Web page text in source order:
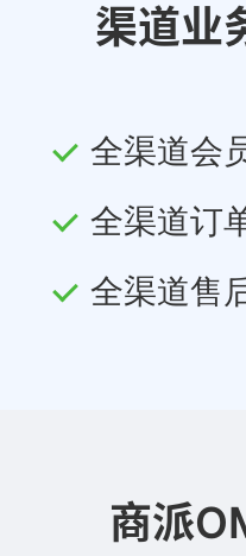
渠道业
全渠道会
全渠道订
全渠道售
商派